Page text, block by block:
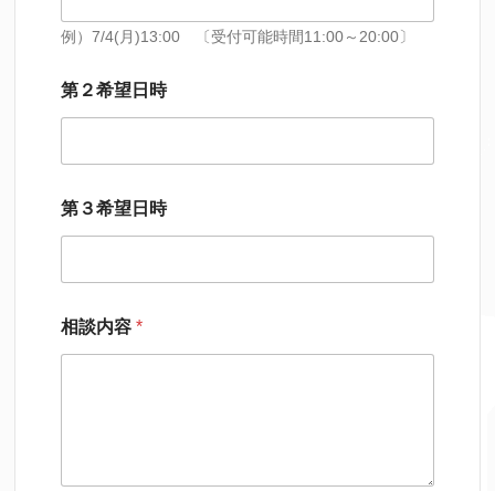
例）7/4(月)13:00 〔受付可能時間11:00～20:00〕
第２希望日時
第３希望日時
相談内容*